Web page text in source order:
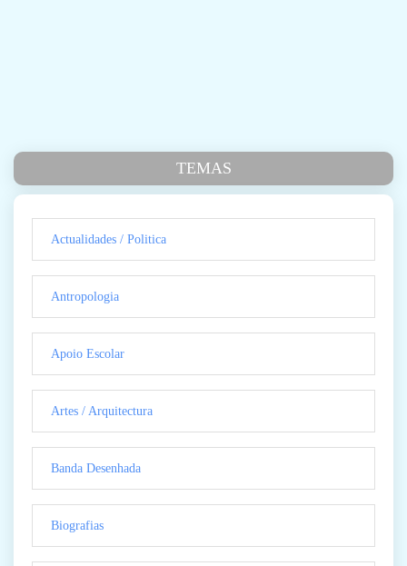
TEMAS
Actualidades / Politica
Antropologia
Apoio Escolar
Artes / Arquitectura
Banda Desenhada
Biografias